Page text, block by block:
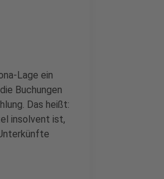
Lage ein
Buchungen
Das heißt:
insolvent ist,